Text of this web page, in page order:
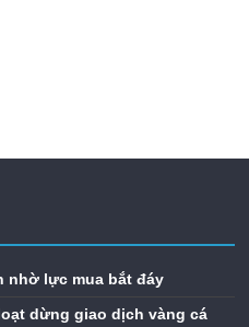
nhờ lực mua bắt đáy
dừng giao dịch vàng cá